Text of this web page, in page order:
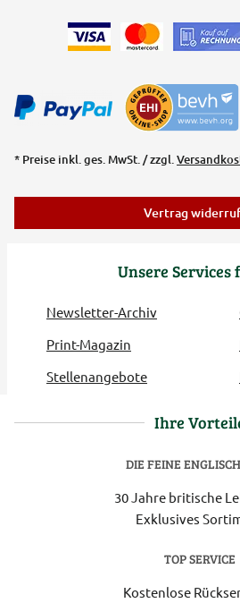
Unsere Services
Newsletter-Archiv
Print-Magazin
Stellenangebote
* Preise inkl. ges. MwSt. / zzgl.
Vertrag
Ihre
DIE FEINE
30 Jahre britische
Exklusives
TOP SERVICE
Kostenlose